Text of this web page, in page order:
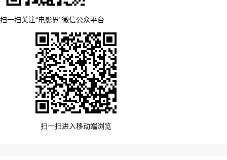
扫一扫关注“电影界”微信公众平台
扫一扫进入移动端浏览